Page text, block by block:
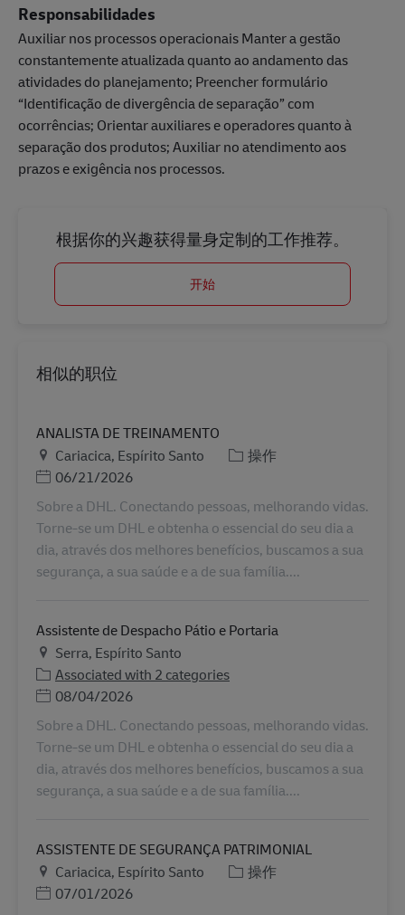
Responsabilidades
Auxiliar nos processos operacionais Manter a gestão
constantemente atualizada quanto ao andamento das
atividades do planejamento; Preencher formulário
“Identificação de divergência de separação” com
ocorrências; Orientar auxiliares e operadores quanto à
separação dos produtos; Auxiliar no atendimento aos
prazos e exigência nos processos.
根据你的兴趣获得量身定制的工作推荐。
开始
相似的职位
ANALISTA DE TREINAMENTO
地点Cariacica, Espírito Santo 类别操作
Posted Date
06/21/2026
Sobre a DHL. Conectando pessoas, melhorando vidas.
Torne-se um DHL e obtenha o essencial do seu dia a
dia, através dos melhores benefícios, buscamos a sua
segurança, a sua saúde e a de sua família....
Assistente de Despacho Pátio e Portaria
地点Serra, Espírito Santo
Associated with 2 categories
Posted Date
08/04/2026
Sobre a DHL. Conectando pessoas, melhorando vidas.
Torne-se um DHL e obtenha o essencial do seu dia a
dia, através dos melhores benefícios, buscamos a sua
segurança, a sua saúde e a de sua família....
ASSISTENTE DE SEGURANÇA PATRIMONIAL
地点Cariacica, Espírito Santo 类别操作
Posted Date
07/01/2026